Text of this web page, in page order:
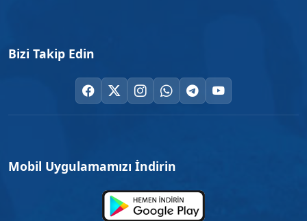
Bizi Takip Edin
Mobil Uygulamamızı İndirin